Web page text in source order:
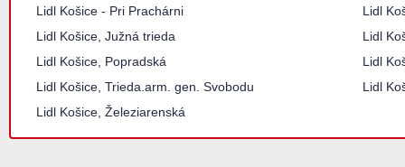
Lidl Košice - Pri Prachárni
Lidl
Lidl Košice, Južná trieda
Lidl
Lidl Košice, Popradská
Lidl
Lidl Košice, Trieda.arm. gen. Svobodu
Lidl
Lidl Košice, Železiarenská